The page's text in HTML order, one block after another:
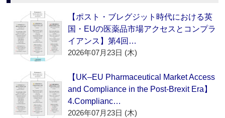
【ポスト・ブレグジット時代における英
国・EUの医薬品市場アクセスとコンプラ
イアンス】第4回…
2026年07月23日 (木)
【UK–EU Pharmaceutical Market Access
and Compliance in the Post-Brexit Era】
4.Complianc…
2026年07月23日 (木)